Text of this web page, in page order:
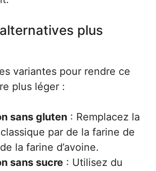
plus
variantes pour rendre ce
plus léger :
sans gluten : Remplacez la
par de la farine de
la farine d’avoine.
sans sucre : Utilisez du